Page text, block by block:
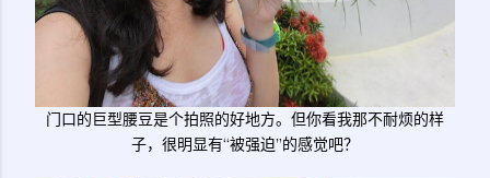
门口的巨型腰豆是个拍照的好地方。但你看我那不耐烦的样
子，很明显有“被强迫”的感觉吧？